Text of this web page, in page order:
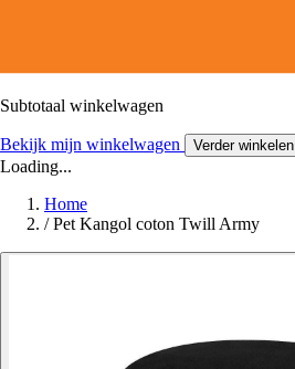
Subtotaal winkelwagen
Bekijk mijn winkelwagen Verder winkelen
Loading...
Home
/ Pet Kangol coton Twill Army